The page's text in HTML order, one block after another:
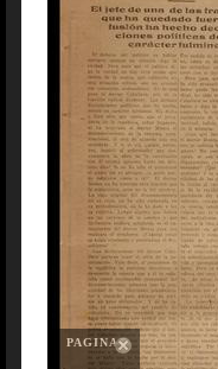
PAGINAS